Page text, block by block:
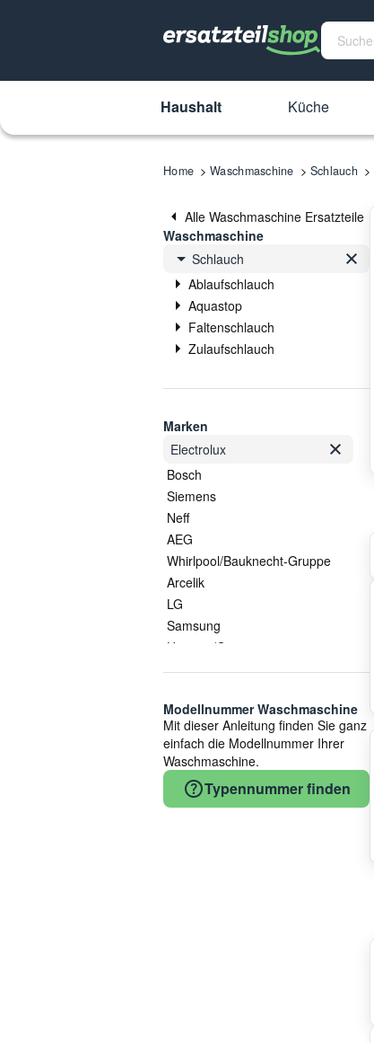
Haushalt Küche
Home Waschmaschine Schlauch
Alle Waschmaschine Ersatzteile
Waschmaschine
Schlauch
Ablaufschlauch
Aquastop
Faltenschlauch
Zulaufschlauch
Marken
Electrolux
Bosch
Siemens
Neff
AEG
Whirlpool/Bauknecht-Gruppe
Arcelik
LG
Samsung
Hisense/Gorenje
COM
TP REFLEX
Haier
Electrolux/AEG
Vestel
Midea/Comfee
Modellnummer Waschmaschine
Mit dieser Anleitung finden Sie ganz
einfach die Modellnummer Ihrer
Waschmaschine.
Typennummer finden